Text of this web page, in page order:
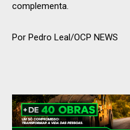
complementa.
Por Pedro Leal/OCP NEWS